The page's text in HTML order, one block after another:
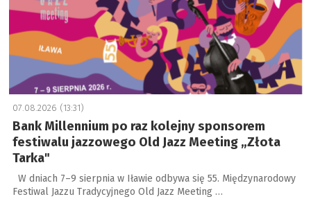
07.08.2026 (13:31)
Bank Millennium po raz kolejny sponsorem
festiwalu jazzowego Old Jazz Meeting „Złota
Tarka"
W dniach 7–9 sierpnia w Iławie odbywa się 55. Międzynarodowy
Festiwal Jazzu Tradycyjnego Old Jazz Meeting …